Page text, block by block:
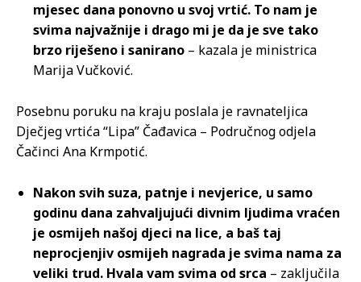
mjesec dana ponovno u svoj vrtić. To nam je
svima najvažnije i drago mi je da je sve tako
brzo riješeno i sanirano – kazala je ministrica
Marija Vučković.
Posebnu poruku na kraju poslala je ravnateljica
Dječjeg vrtića “Lipa” Čađavica – Područnog odjela
Čačinci Ana Krmpotić.
Nakon svih suza, patnje i nevjerice, u samo
godinu dana zahvaljujući divnim ljudima vraćen
je osmijeh našoj djeci na lice, a baš taj
neprocjenjiv osmijeh nagrada je svima nama za
veliki trud. Hvala vam svima od srca – zaključila